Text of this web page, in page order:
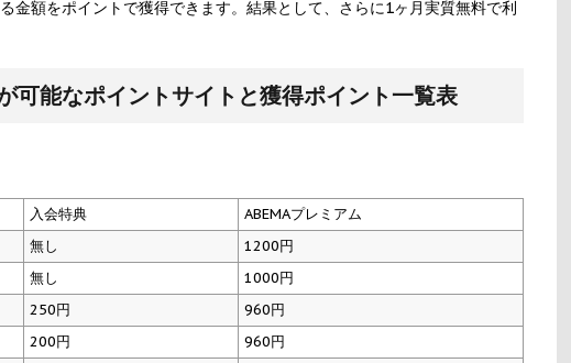
金額をポイントで獲得できます。結果として、さらに1ヶ月実質無料で利
可能なポイントサイトと獲得ポイント一覧表
入会特典
ABEMAプレミアム
無し
1200円
無し
1000円
250円
960円
200円
960円